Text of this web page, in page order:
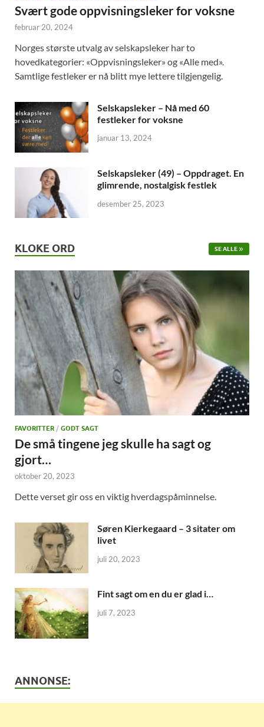
Svært gode oppvisningsleker for voksne
februar 20, 2024
Norges største utvalg av selskapsleker har to
hovedkategorier: «Oppvisningsleker» og «Alle med».
Samtlige festleker er nå blitt mye lettere tilgjengelig.
Selskapsleker – Nå med 60
festleker for voksne
januar 13, 2024
Selskapsleker (49) – Oppdraget. En
glimrende, nostalgisk festlek
desember 25, 2023
KLOKE ORD SE ALLE
FAVORITTER / GODT SAGT
De små tingene jeg skulle ha sagt og
gjort…
oktober 20, 2023
Dette verset gir oss en viktig hverdagspåminnelse.
Søren Kierkegaard – 3 sitater om
livet
juli 20, 2023
Fint sagt om en du er glad i…
juli 7, 2023
ANNONSE: